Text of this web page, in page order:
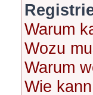
Warum
Wozu
Warum
Wie